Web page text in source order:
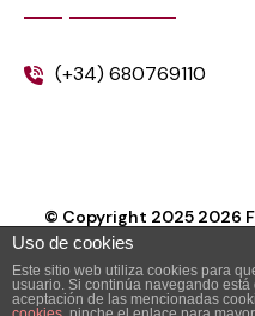
(+34) 680769110
© Copyright 2025 2026
Uso de cookies
Este sitio web utiliza cookies para
usuario. Si continúa navegando
aceptación de las mencionadas